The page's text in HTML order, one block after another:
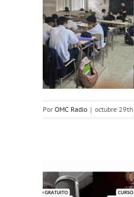
Por OMC Radio | octubre